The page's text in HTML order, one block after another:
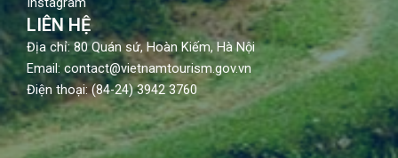
LIÊN HỆ
Địa chỉ: 80 Quán sứ, Hoàn Kiếm, Hà Nội
Email: contact@vietnamtourism.gov.vn
Điện thoại: (84-24) 3942 3760